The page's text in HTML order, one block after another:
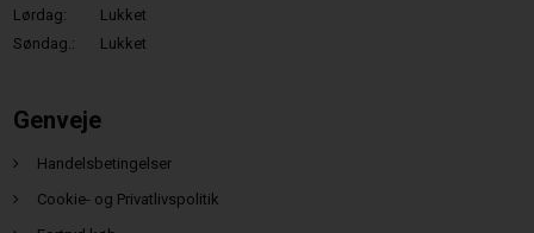
Lørdag:
Lukket
Søndag.:
Lukket
Genveje
Handelsbetingelser
Cookie- og Privatlivspolitik